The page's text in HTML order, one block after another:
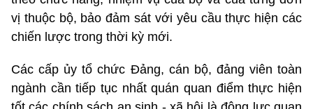
vị thuộc bộ, bảo đảm sát với yêu cầu thực hiện các
chiến lược trong thời kỳ mới.
Các cấp ủy tổ chức Đảng, cán bộ, đảng viên toàn
ngành cần tiếp tục nhất quán quan điểm thực hiện